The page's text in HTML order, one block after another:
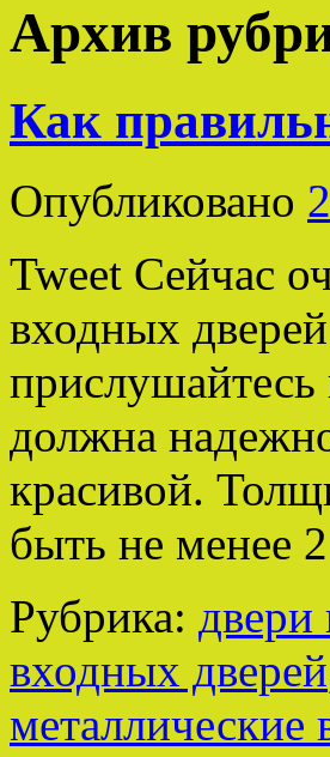
Архив
Как
Опубликовано
Tweet Сейчас
входных
прислушайтесь
должна
красивой.
быть не менее
Рубрика: двери
входных дверей
металлические